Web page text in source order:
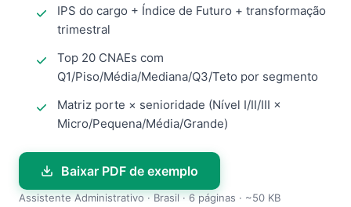
IPS do cargo + Índice de Futuro + transformação
trimestral
Top 20 CNAEs com
Q1/Piso/Média/Mediana/Q3/Teto por segmento
Matriz porte × senioridade (Nível I/II/III ×
Micro/Pequena/Média/Grande)
Baixar PDF de exemplo
Assistente Administrativo · Brasil · 6 páginas · ~50 KB